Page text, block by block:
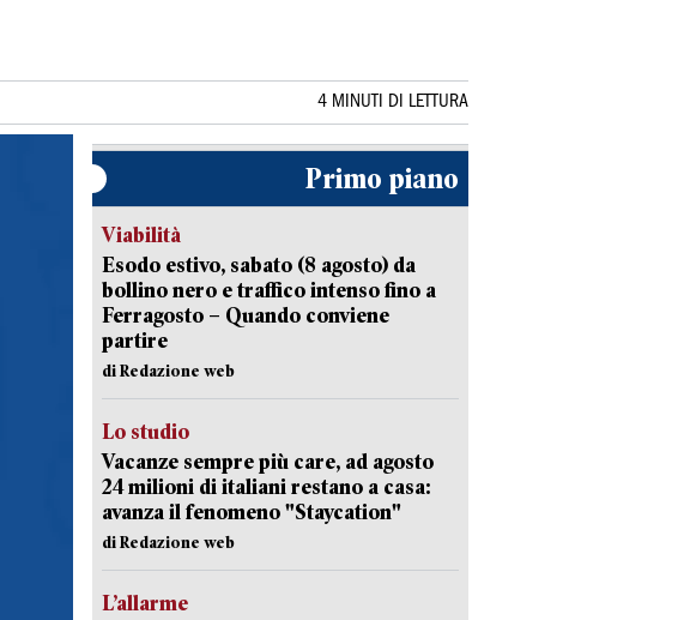
4 MINUTI DI LETTURA
Primo piano
Viabilità
Esodo estivo, sabato (8 agosto) da
bollino nero e traffico intenso fino a
Ferragosto – Quando conviene
partire
di Redazione web
Lo studio
Vacanze sempre più care, ad agosto
24 milioni di italiani restano a casa:
avanza il fenomeno "Staycation"
di Redazione web
L’allarme